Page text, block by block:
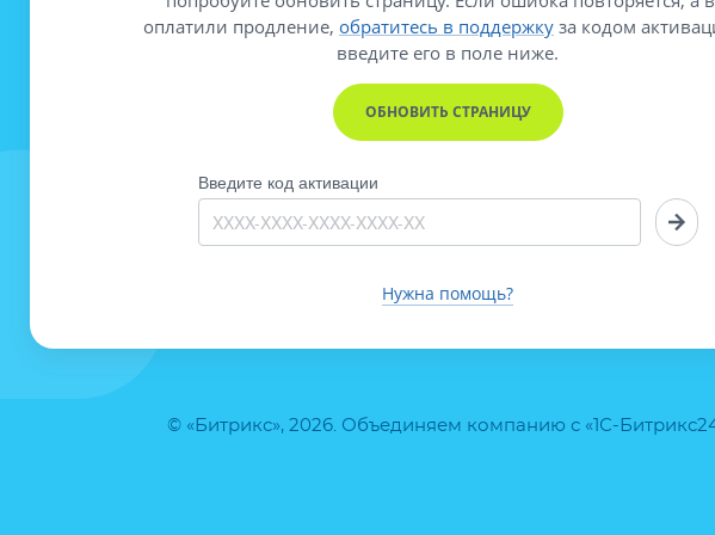
© «Битрикс», 2026. Объединяем компанию с «1С-
оплатили продление, обратитесь в поддержку за кодом
введите его в поле ниже.
ОБНОВИТЬ СТРАНИЦУ
Введите код активации
Нужна помощь?